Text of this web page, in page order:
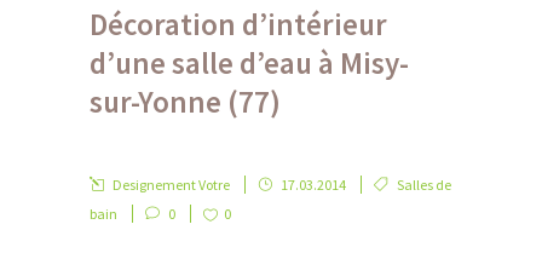
Décoration d’intérieur
d’une salle d’eau à Misy-
sur-Yonne (77)
Designement Votre 17.03.2014
Salles de
bain
0 0